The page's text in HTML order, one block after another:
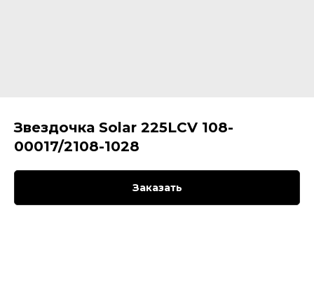
Звездочка Solar 225LCV 108-
00017/2108-1028
Заказать